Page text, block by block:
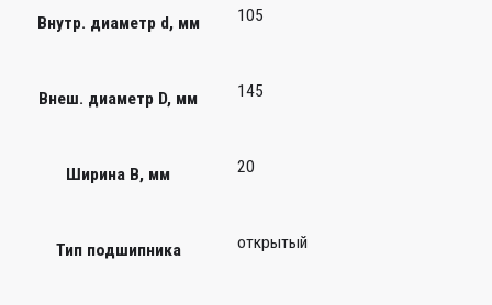
Внутр. диаметр d, мм 105
Внеш. диаметр D, мм 145
Ширина B, мм 20
Тип подшипника открытый